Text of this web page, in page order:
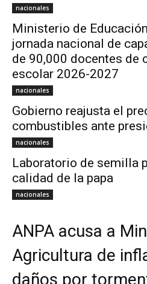
nacionales
Ministerio de
jornada nacional de
de 90,000 docentes de
escolar 2026-2027
nacionales
Gobierno reajusta el
combustibles ante
nacionales
Laboratorio de semilla
calidad de la papa
nacionales
ANPA acusa a
Agricultura de
daños por